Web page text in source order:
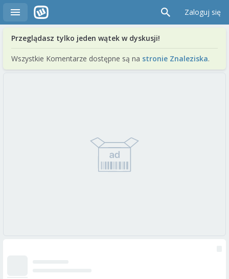
Zaloguj się
Przeglądasz tylko jeden wątek w dyskusji!
Wszystkie Komentarze dostępne są na stronie Znaleziska.